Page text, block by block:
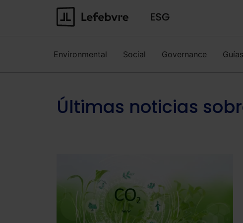
Environmental Social Governance
Últimas noticias